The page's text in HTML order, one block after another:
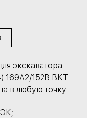
экскаватора-
169A2/152B BKT
в любую точку